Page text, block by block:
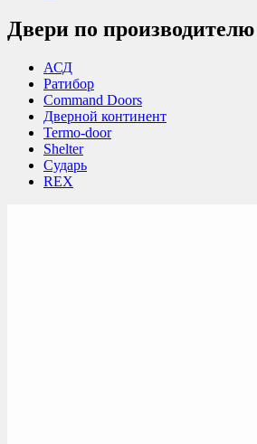
Двери по производителю
АСД
Ратибор
Command Doors
Дверной континент
Termo-door
Shelter
Сударь
REX